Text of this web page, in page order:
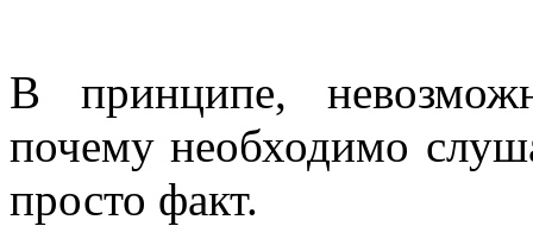
В принципе,
почему необходимо
просто факт.